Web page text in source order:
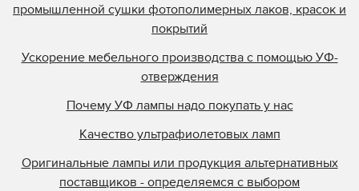
промышленной сушки фотополимерных лаков, красок и
покрытий
Ускорение мебельного производства с помощью УФ-
отверждения
Почему УФ лампы надо покупать у нас
Качество ультрафиолетовых ламп
Оригинальные лампы или продукция альтернативных
поставщиков - определяемся с выбором